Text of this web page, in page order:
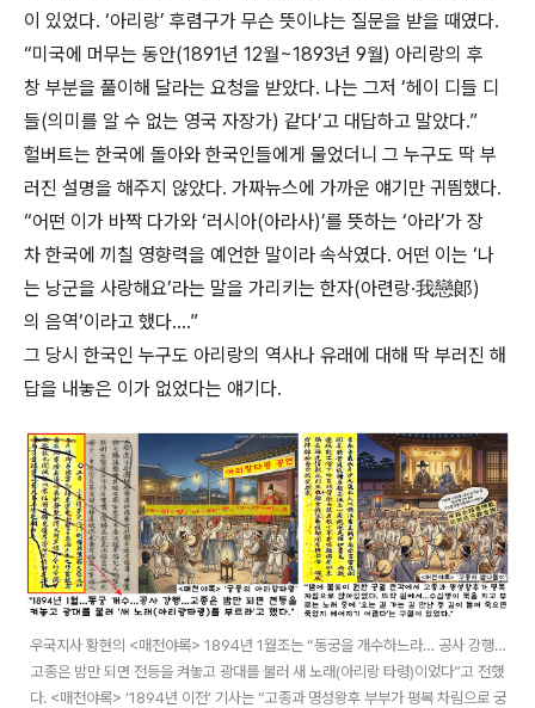
이 있었다. ‘아리랑’ 후렴구가 무슨 뜻이냐는 질문을 받을 때였다.
“미국에 머무는 동안(1891년 12월~1893년 9월) 아리랑의 후
창 부분을 풀이해 달라는 요청을 받았다. 나는 그저 ‘헤이 디들 디
들(의미를 알 수 없는 영국 자장가) 같다’고 대답하고 말았다.”
헐버트는 한국에 돌아와 한국인들에게 물었더니 그 누구도 딱 부
러진 설명을 해주지 않았다. 가짜뉴스에 가까운 얘기만 귀띔했다.
“어떤 이가 바짝 다가와 ‘러시아(아라사)’를 뜻하는 ‘아라’가 장
차 한국에 끼칠 영향력을 예언한 말이라 속삭였다. 어떤 이는 ‘나
는 낭군을 사랑해요’라는 말을 가리키는 한자(아련랑·我戀郞)
의 음역’이라고 했다….”
그 당시 한국인 누구도 아리랑의 역사나 유래에 대해 딱 부러진 해
답을 내놓은 이가 없었다는 얘기다.
우국지사 황현의 <매천야록> 1894년 1월조는 “동궁을 개수하느라… 공사 강행…
고종은 밤만 되면 전등을 켜놓고 광대를 불러 새 노래(아리랑 타령)이었다”고 전했
다. <매천야록> ‘1894년 이전’ 기사는 “고종과 명성왕후 부부가 평복 차림으로 궁